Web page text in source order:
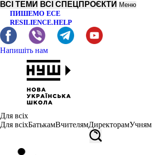
ВСІ ТЕМИ ВСІ СПЕЦПРОЄКТИ Меню
ПИШЕМО ЕСЕ
RESILIENCE.HELP
Напишіть нам
Для всіх
Для всіхБатькамВчителямДиректорамУчням